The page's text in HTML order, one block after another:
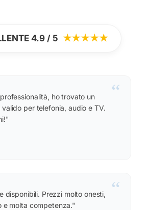
4.9 / 5 ★★★★★
“
ho trovato un
per telefonia, audio e TV.
“
disponibili. Prezzi molto onesti,
e molta competenza."